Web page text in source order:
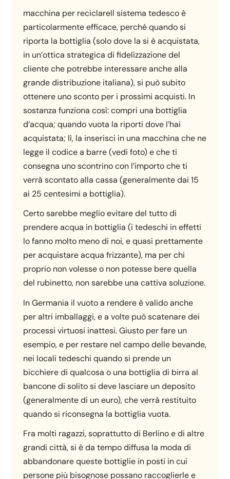
macchina per reciclareIl sistema tedesco è
particolarmente efficace, perché quando si
riporta la bottiglia (solo dove la si è acquistata,
in un’ottica strategica di fidelizzazione del
cliente che potrebbe interessare anche alla
grande distribuzione italiana), si può subito
ottenere uno sconto per i prossimi acquisti. In
sostanza funziona così: compri una bottiglia
d’acqua; quando vuota la riporti dove l’hai
acquistata; lì, la inserisci in una macchina che ne
legge il codice a barre (vedi foto) e che ti
consegna uno scontrino con l’importo che ti
verrà scontato alla cassa (generalmente dai 15
ai 25 centesimi a bottiglia).
Certo sarebbe meglio evitare del tutto di
prendere acqua in bottiglia (i tedeschi in effetti
lo fanno molto meno di noi, e quasi prettamente
per acquistare acqua frizzante), ma per chi
proprio non volesse o non potesse bere quella
del rubinetto, non sarebbe una cattiva soluzione.
In Germania il vuoto a rendere è valido anche
per altri imballaggi, e a volte può scatenare dei
processi virtuosi inattesi. Giusto per fare un
esempio, e per restare nel campo delle bevande,
nei locali tedeschi quando si prende un
bicchiere di qualcosa o una bottiglia di birra al
bancone di solito si deve lasciare un deposito
(generalmente di un euro), che verrà restituito
quando si riconsegna la bottiglia vuota.
Fra molti ragazzi, soprattutto di Berlino e di altre
grandi città, si è da tempo diffusa la moda di
abbandonare queste bottiglie in posti in cui
persone più bisognose possano raccoglierle e